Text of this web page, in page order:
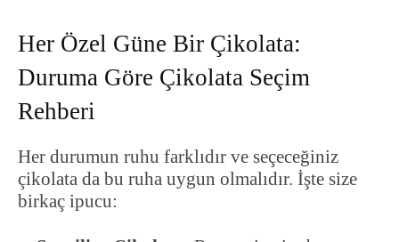
Her Özel Güne Bir Çikolata:
Duruma Göre Çikolata Seçim
Rehberi
Her durumun ruhu farklıdır ve seçeceğiniz
çikolata da bu ruha uygun olmalıdır. İşte size
birkaç ipucu: